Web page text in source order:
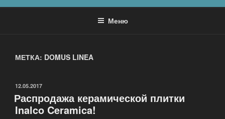
Меню
МЕТКА: DOMUS LINEA
ОПУБЛИКОВАНО
12.05.2017
Распродажа керамической плитки
Inalco Ceramica!